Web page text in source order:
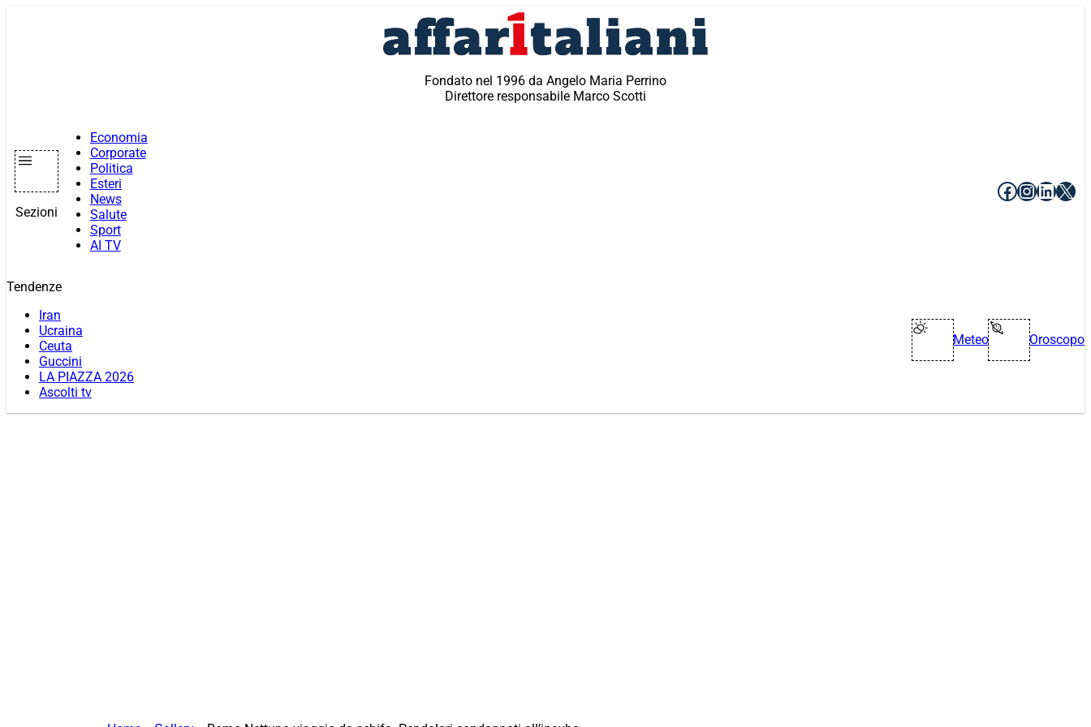
Fondato nel 1996 da Angelo Maria Perrino
Direttore responsabile Marco Scotti
Sezioni
Economia
Corporate
Politica
Esteri
News
Salute
Sport
AI TV
Facebook
X
Tendenze
Iran
Ucraina
Ceuta
Guccini
LA PIAZZA 2026
Ascolti tv
Meteo Oroscopo